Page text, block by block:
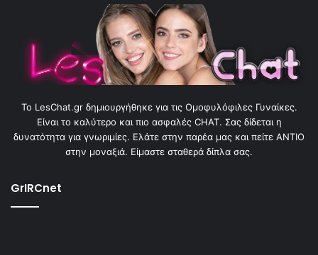
To LesChat.gr δημιουργήθηκε για τις Ομοφυλόφιλες Γυναίκες.
Είναι το καλύτερο και πιο ασφαλές CHAT. Σας δίδεται η
δυνατότητα για γνωριμίες. Ελάτε στην παρέα μας και πείτε ΑΝΤΙΟ
στην μοναξιά. Είμαστε σταθερά δίπλα σας.
GrIRCnet